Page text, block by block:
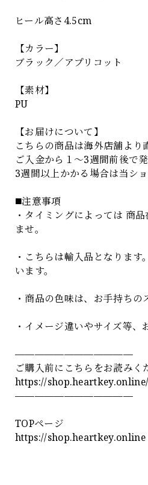
ヒール高さ4.5cm
【カラー】
ブラック／アプリコット
【素材】
PU
【お届けについて】
こちらの商品は海外店舗より
ご入金から１～3週間前後で発
3週間以上かかる場合は当シ
◼️注意事項
・タイミングによっては 商
ませ。
・こちらは輸入品となりま
います。
・商品の色味は、お手持ち
・イメージ違いやサイズ等、
————————————
ご購入前にこちらをお読みく
https://
————————————
TOPページ
https://shop.heartkey.online